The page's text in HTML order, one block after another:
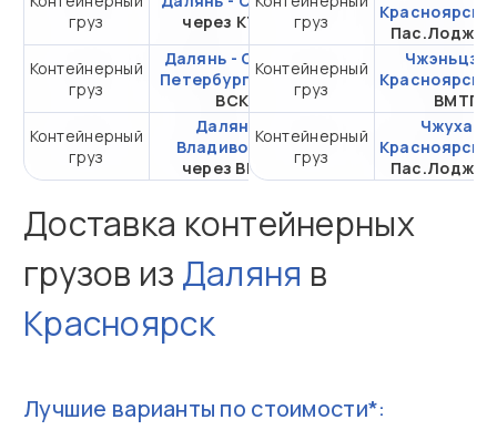
груз
через КТСП
20DC
Контейнерный
груз
Далянь - Санкт-
Петербург через
ВСК
от 296 114,41 ₽ за
20DC
Контейнерный
груз
Далянь -
Владивосток
через ВМТП
от 105 693,97 ₽ за
20DC
груз
Красноярск
Контейнерный
груз
Красноярск
ВМТП
Контейнерный
груз
Чжухай -
Красноярск
Доставка контейнерных
грузов из Даляня в
Красноярск
Лучшие варианты по стоимости*: